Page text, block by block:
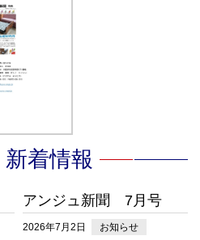
着情報
アンジュ新聞 7月号
2026年7月2日 お知らせ